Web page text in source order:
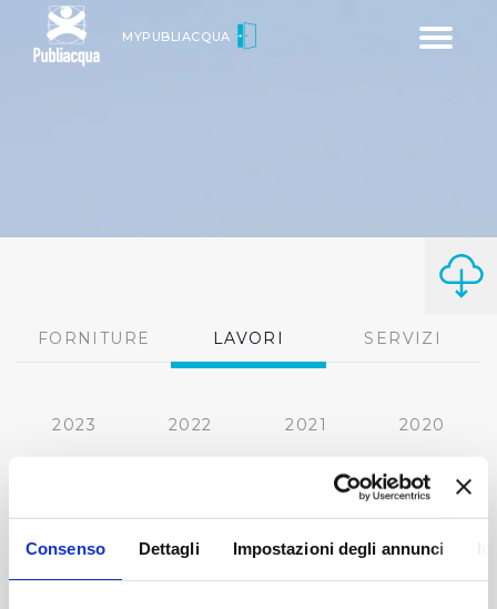
Consenso Dettagli Impostazioni degli annunci
Toggle
MYPUBLIACQUA
FORNITURE LAVORI SERVIZI
2023 2022 2021 2020
2016
2015 2014 2013 2012
2010